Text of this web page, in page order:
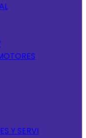
Y SERVI